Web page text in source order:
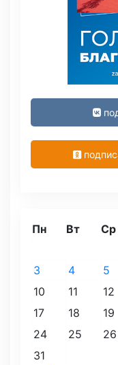
Пн Вт Ср
3
4 5
10
11 12
17
18 19
24
25 26
31